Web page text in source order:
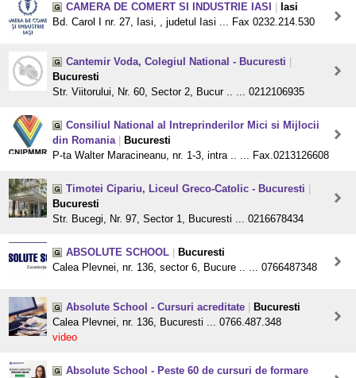
CAMERA DE COMERT SI INDUSTRIE IASI
Iasi
Bd. Carol I nr. 27, Iasi, , judetul Iasi ... Fax 0232.214.530
Cantemir Voda, Colegiul National - Bucuresti
Bucuresti
Str. Viitorului, Nr. 60, Sector 2, Bucur .. ... 0212106935
Consiliul National al Intreprinderilor Mici si Mijlocii
din Romania
Bucuresti
P-ta Walter Maracineanu, nr. 1-3, intra .. ... Fax.0213126608
Timotei Cipariu, Liceul Greco-Catolic - Bucuresti
Bucuresti
Str. Bucegi, Nr. 97, Sector 1, Bucuresti ... 0216678434
ABSOLUTE SCHOOL
Bucuresti
Calea Plevnei, nr. 136, sector 6, Bucure .. ... 0766487348
Absolute School - Cursuri acreditate
Bucuresti
Calea Plevnei, nr. 136, Bucuresti ... 0766.487.348
video
Absolute School - Peste 60 de cursuri de formare